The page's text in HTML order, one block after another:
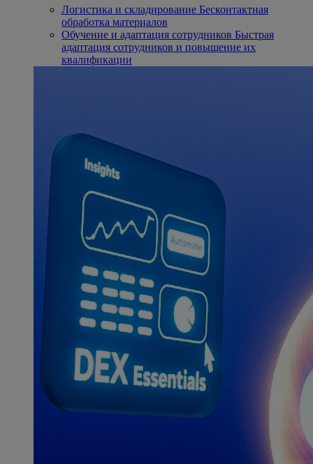
Логистика и складирование Бесконтактная
обработка материалов
Обучение и адаптация сотрудников Быстрая
адаптация сотрудников и повышение их
квалификации